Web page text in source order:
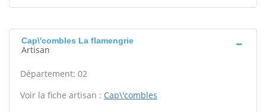
Cap\'combles La flamengrie
Artisan
Département: 02
Voir la fiche artisan : Cap\'combles